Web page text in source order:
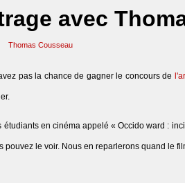
avec
Thomas Cousseau
pas la chance de gagner le concours de
étudiants en cinéma appelé « Occido ward :
le voir. Nous en reparlerons quand le